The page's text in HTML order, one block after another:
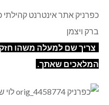
כפרניק אתר אינטרנט קהילתי
ברק ויצמן
צריך שם למעלה משהו
המלאכים שאתך.